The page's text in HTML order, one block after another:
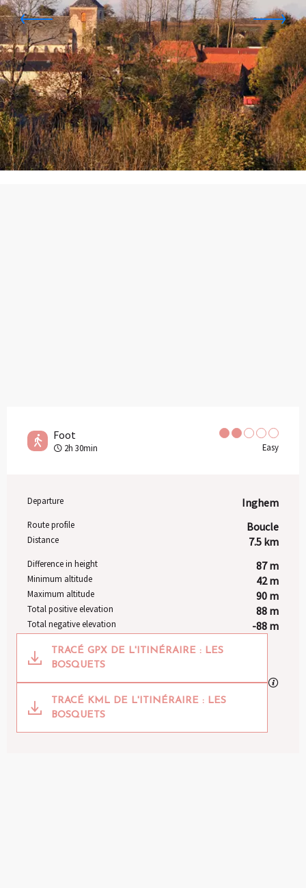
Foot
2h 30min Easy
Practical information
Departure Inghem
Route profile Boucle
Distance 7.5 km
Difference in height 87 m
Minimum altitude 42 m
Maximum altitude 90 m
Total positive elevation 88 m
Total negative elevation -88 m
Documentation
TRACÉ GPX DE L'ITINÉRAIRE : LES
BOSQUETS
TRACÉ KML DE L'ITINÉRAIRE : LES
BOSQUETS
GPX /